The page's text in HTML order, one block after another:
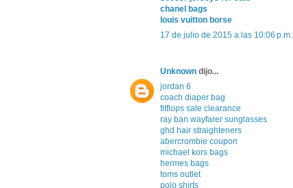
chanel bags
louis vuitton borse
17 de julio de 2015 a las 10:06 p.m.
Unknown dijo...
jordan 6
coach diaper bag
fitflops sale clearance
ray ban wayfarer sunglasses
ghd hair straighteners
abercrombie coupon
michael kors bags
hermes bags
toms outlet
polo shirts